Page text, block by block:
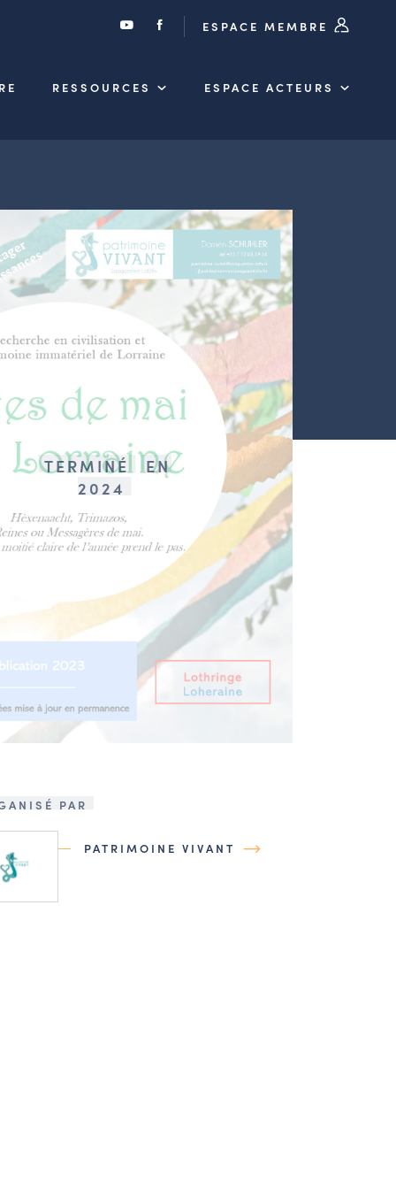
ESPACE MEMBRE
RESSOURCES ESPACE ACTEURS
TERMINÉ
EN
2024
PAR
PATRIMOINE VIVANT